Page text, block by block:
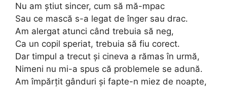
Nu am știut sincer, cum să mă-mpac
Sau ce mască s-a legat de înger sau drac.
Am alergat atunci când trebuia să neg,
Ca un copil speriat, trebuia să fiu corect.
Dar timpul a trecut și cineva a rămas în urmă,
Nimeni nu mi-a spus că problemele se adună.
Am împărțit gânduri și fapte-n miez de noapte,